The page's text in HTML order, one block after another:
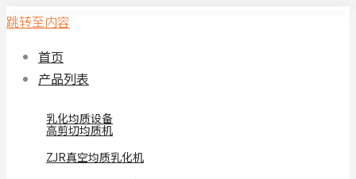
跳转至内容
首页
产品列表
乳化均质设备
高剪切均质机
ZJR真空均质乳化机